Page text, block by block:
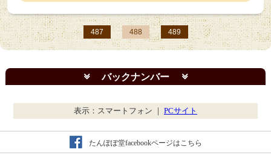
487 488 489
バックナンバー
表示：スマートフォン ｜ PCサイト
たんぽぽ堂facebookページはこちら